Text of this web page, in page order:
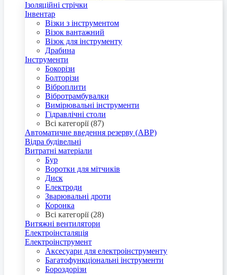
Ізоляційні стрічки
Інвентар
Візки з інструментом
Візок вантажний
Візок для інструменту
Драбина
Інструменти
Бокорізи
Болторізи
Віброплити
Вібротрамбувалки
Вимірювальні інструменти
Гідравлічні столи
Всі категорії (87)
Автоматичне введення резерву (АВР)
Відра будівельні
Витратні матеріали
Бур
Воротки для мітчиків
Диск
Електроди
Зварювальні дроти
Коронка
Всі категорії (28)
Витяжні вентилятори
Електроінсталяція
Електроінструмент
Аксесуари для електроінструменту
Багатофункціональні інструменти
Бороздорізи